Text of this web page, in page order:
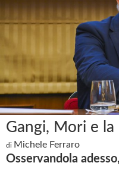
Gangi, Mori e
di Michele Ferraro
Osservandola adesso,